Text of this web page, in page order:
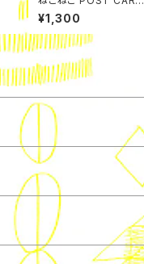
9枚セット
¥1,300